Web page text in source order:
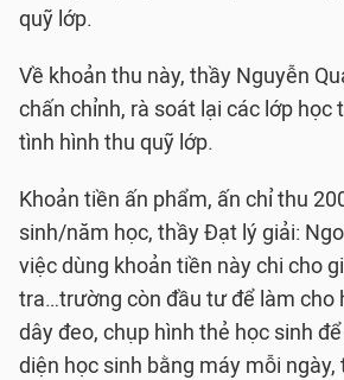
quỹ lớp.
Về khoản thu này, thầy Nguyễn
chấn chỉnh, rà soát lại các lớp học
tình hình thu quỹ lớp.
Khoản tiền ấn phẩm, ấn chỉ thu
sinh/năm học, thầy Đạt lý giải:
việc dùng khoản tiền này chi cho
tra…trường còn đầu tư để làm cho
dây đeo, chụp hình thẻ học sinh
diện học sinh bằng máy mỗi